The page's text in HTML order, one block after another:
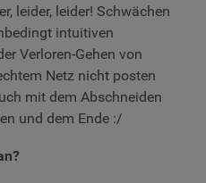
leider, leider! Schwächen
intuitiven
Verloren-Gehen von
Netz nicht posten
mit dem Abschneiden
und dem Ende :/